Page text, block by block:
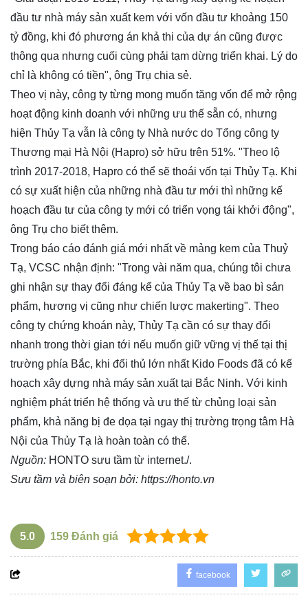
đầu tư nhà máy sản xuất kem với vốn đầu tư khoảng 150
tỷ đồng, khi đó phương án khả thi của dự án cũng được
thông qua nhưng cuối cùng phải tạm dừng triển khai. Lý do
chỉ là không có tiền", ông Trụ chia sẻ.
Theo vị này, công ty từng mong muốn tăng vốn để mở rộng
hoạt động kinh doanh với những ưu thế sẵn có, nhưng
hiện Thủy Tạ vẫn là công ty Nhà nước do Tổng công ty
Thương mại Hà Nội (Hapro) sở hữu trên 51%. "Theo lộ
trình 2017-2018, Hapro có thể sẽ thoái vốn tại Thủy Tạ. Khi
có sự xuất hiện của những nhà đầu tư mới thì những kế
hoạch đầu tư của công ty mới có triển vọng tái khởi động",
ông Trụ cho biết thêm.
Trong báo cáo đánh giá mới nhất về mảng kem của Thuỷ
Tạ, VCSC nhận định: "Trong vài năm qua, chúng tôi chưa
ghi nhận sự thay đổi đáng kể của Thủy Tạ về bao bì sản
phẩm, hương vị cũng như chiến lược makerting". Theo
công ty chứng khoán này, Thủy Tạ cần có sự thay đổi
nhanh trong thời gian tới nếu muốn giữ vững vị thế tại thị
trường phía Bắc, khi đối thủ lớn nhất Kido Foods đã có kế
hoạch xây dựng nhà máy sản xuất tại Bắc Ninh. Với kinh
nghiệm phát triển hệ thống và ưu thế từ chủng loại sản
phẩm, khả năng bị đe dọa tại ngay thị trường trọng tâm Hà
Nội của Thủy Tạ là hoàn toàn có thể.
Nguồn: HONTO sưu tầm từ internet./.
Sưu tầm và biên soạn bởi: https://honto.vn
5.0 159 Đánh giá
facebook